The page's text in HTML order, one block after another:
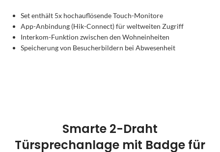
Set enthält 5x hochauflösende Touch-Monitore
App-Anbindung (Hik-Connect) für weltweiten Zugriff
Interkom-Funktion zwischen den Wohneinheiten
Speicherung von Besucherbildern bei Abwesenheit
Smarte 2-Draht
Türsprechanlage mit Badge für